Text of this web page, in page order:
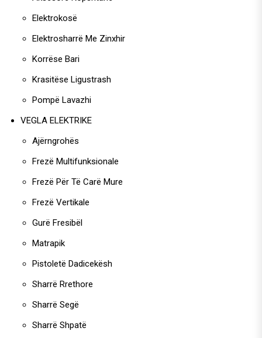
Elektrokosë
Elektrosharrë Me Zinxhir
Korrëse Bari
Krasitëse Ligustrash
Pompë Lavazhi
VEGLA ELEKTRIKE
Ajërngrohës
Frezë Multifunksionale
Frezë Për Të Carë Mure
Frezë Vertikale
Gurë Fresibël
Matrapik
Pistoletë Dadicekësh
Sharrë Rrethore
Sharrë Segë
Sharrë Shpatë